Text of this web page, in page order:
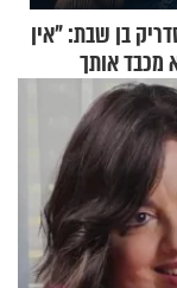
בן שבת: "אין
מכבד אותך
תפילין"